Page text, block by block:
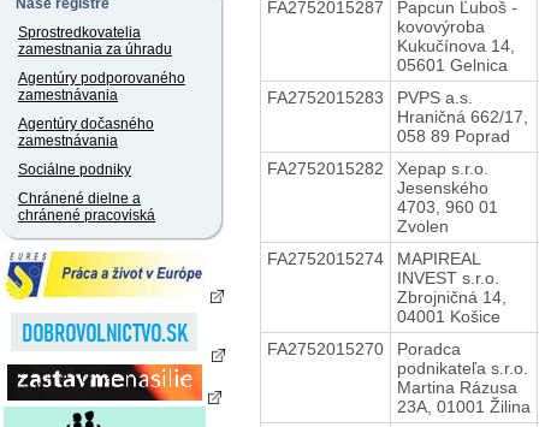
Naše registre
Sprostredkovatelia
zamestnania za úhradu
Agentúry podporovaného
zamestnávania
Agentúry dočasného
zamestnávania
Sociálne podniky
Chránené dielne a
chránené pracoviská
FA2752015287
Papcun Ľuboš -
kovovýroba
Kukučínova 14,
05601 Gelnica
FA2752015283
PVPS a.s.
Hraničná 662/17,
058 89 Poprad
FA2752015282
Xepap s.r.o.
Jesenského
4703, 960 01
Zvolen
FA2752015274
MAPIREAL
INVEST s.r.o.
Zbrojničná 14,
04001 Košice
FA2752015270
Poradca
podnikateľa s.r.o.
Martina Rázusa
23A, 01001 Žilina